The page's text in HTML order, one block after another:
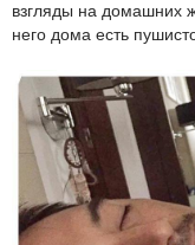
взгляды на домашних
него дома есть